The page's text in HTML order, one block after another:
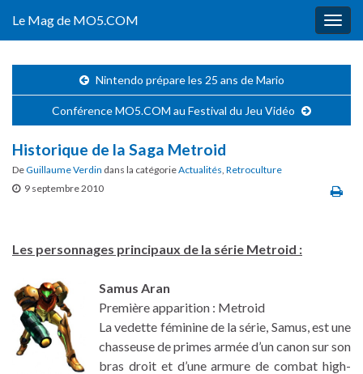
Le Mag de MO5.COM
Nintendo prépare les 25 ans de Mario
Conférence MO5.COM au Festival du Jeu Vidéo
Historique de la Saga Metroid
DeGuillaume Verdin dans la catégorieActualités, Retroculture
9 septembre 2010
Les personnages principaux de la série Metroid :
Samus Aran
Première apparition : Metroid
La vedette féminine de la série, Samus, est une
chasseuse de primes armée d’un canon sur son
bras droit et d’une armure de combat high-